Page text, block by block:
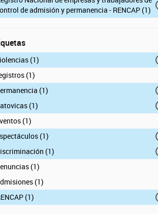
de admisión y permanencia - RENCAP (1)
(1)
(1)
(1)
(1)
(1)
(1)
(1)
(1)
(1)
(1)